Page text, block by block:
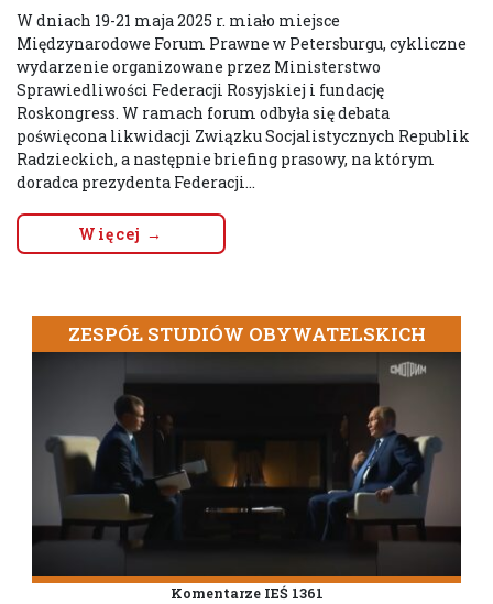
W dniach 19-21 maja 2025 r. miało miejsce
Międzynarodowe Forum Prawne w Petersburgu, cykliczne
wydarzenie organizowane przez Ministerstwo
Sprawiedliwości Federacji Rosyjskiej i fundację
Roskongress. W ramach forum odbyła się debata
poświęcona likwidacji Związku Socjalistycznych Republik
Radzieckich, a następnie briefing prasowy, na którym
doradca prezydenta Federacji...
Więcej →
ZESPÓŁ STUDIÓW OBYWATELSKICH
Komentarze IEŚ 1361